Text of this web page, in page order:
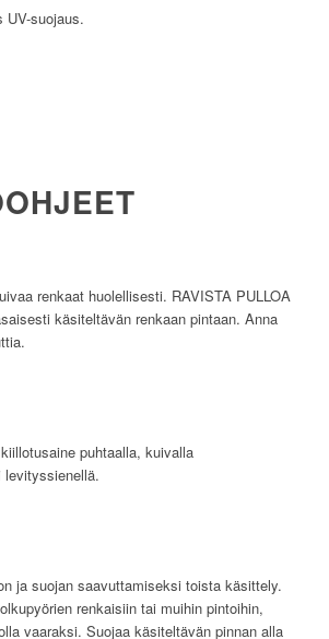
UV-suojaus.
renkaat huolellisesti. RAVISTA PULLOA
käsiteltävän renkaan pintaan. Anna
puhtaalla, kuivalla
levityssienellä.
ja suojan saavuttamiseksi toista käsittely.
renkaisiin tai muihin pintoihin,
vaaraksi. Suojaa käsiteltävän pinnan alla